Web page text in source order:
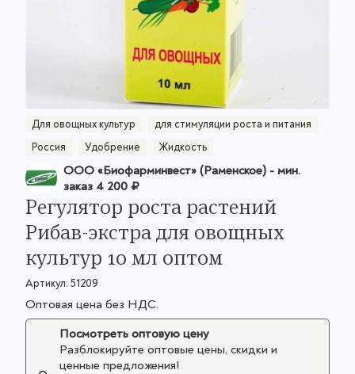
Для овощных культур
для стимуляции роста и питания
Россия
Удобрение Жидкость
ООО «Биофарминвест» (Раменское) - мин.
заказ 4 200 ₽
Регулятор роста растений
Рибав-экстра для овощных
культур 10 мл оптом
Артикул: 51209
Оптовая цена без НДС.
Посмотреть оптовую цену
Разблокируйте оптовые цены, скидки и
ценные предложения!